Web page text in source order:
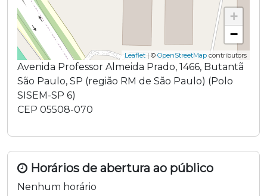
+
−
Leaflet | © OpenStreetMap contributors
Avenida Professor Almeida Prado, 1466, Butantã
São Paulo, SP (região RM de São Paulo) (Polo
SISEM-SP 6)
CEP 05508-070
Horários de abertura ao público
Nenhum horário